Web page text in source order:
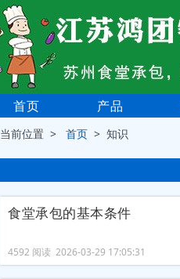
首页 产品
当前位置 >首页 > 知识
食堂承包的基本条件
4592 阅读 2026-03-29 17:05:31